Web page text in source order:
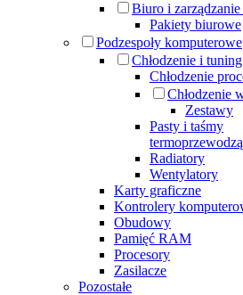
Biuro i
Pakiety biurowe
Podzespoły komputerowe
Chłodzenie i tuning
Chłodzenie
Chłodzenie
Zestawy
Pasty i taśmy
Radiatory
Wentylatory
Karty graficzne
Kontrolery
Obudowy
Pamięć RAM
Procesory
Zasilacze
Pozostałe